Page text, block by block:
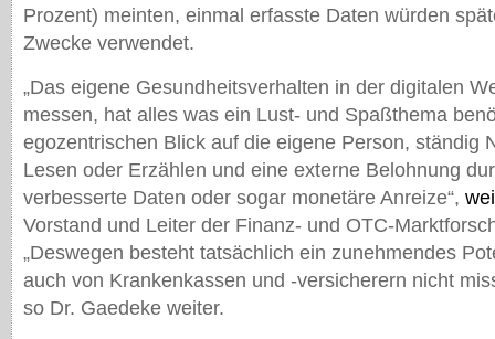
Prozent) meinten, einmal erfasste Daten würden
Zwecke verwendet.
„Das eigene Gesundheitsverhalten in der digitalen
messen, hat alles was ein Lust- und Spaßthema
egozentrischen Blick auf die eigene Person, ständig
Lesen oder Erzählen und eine externe Belohnung
verbesserte Daten oder sogar monetäre Anreize“,
Vorstand und Leiter der Finanz- und OTC-
„Deswegen besteht tatsächlich ein zunehmendes
auch von Krankenkassen und -versicherern nicht
so Dr. Gaedeke weiter.